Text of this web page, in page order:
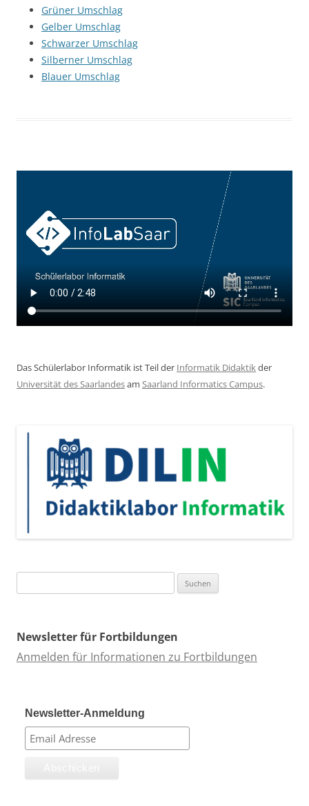
Grüner Umschlag
Gelber Umschlag
Schwarzer Umschlag
Silberner Umschlag
Blauer Umschlag
Das Schülerlabor Informatik ist Teil der Informatik Didaktikder
Universität des Saarlandesam Saarland Informatics Campus.
nach:
Newsletter für Fortbildungen
Anmelden für Informationen zu Fortbildungen
Newsletter-Anmeldung